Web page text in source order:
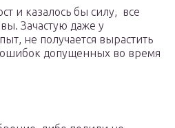
и казалось бы силу, все
Зачастую даже у
не получается вырастить
ошибок допущенных во время